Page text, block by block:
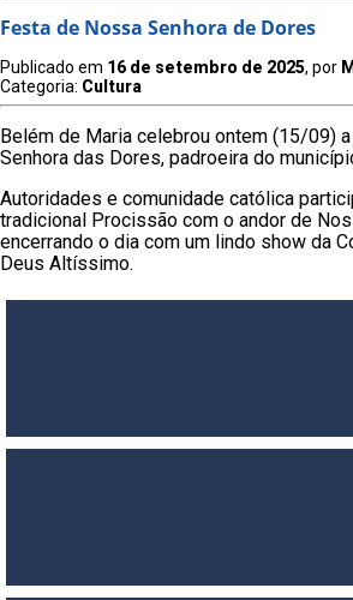
Festa de Nossa Senhora de Dores
Publicado em 16 de setembro de 2025, por
Categoria: Cultura
Belém de Maria celebrou ontem (15/09)
Senhora das Dores, padroeira do
Autoridades e comunidade católica
tradicional Procissão com o andor de
encerrando o dia com um lindo show da
Deus Altíssimo.